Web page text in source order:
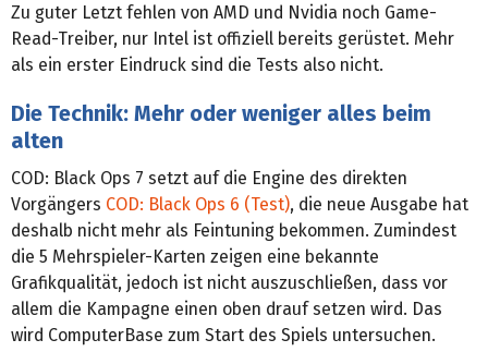
Zu guter Letzt fehlen von AMD und Nvidia noch Game-
Read-Treiber, nur Intel ist offiziell bereits gerüstet. Mehr
als ein erster Eindruck sind die Tests also nicht.
Die Technik: Mehr oder weniger alles beim
alten
COD: Black Ops 7 setzt auf die Engine des direkten
Vorgängers COD: Black Ops 6 (Test), die neue Ausgabe hat
deshalb nicht mehr als Feintuning bekommen. Zumindest
die 5 Mehrspieler-Karten zeigen eine bekannte
Grafikqualität, jedoch ist nicht auszuschließen, dass vor
allem die Kampagne einen oben drauf setzen wird. Das
wird ComputerBase zum Start des Spiels untersuchen.